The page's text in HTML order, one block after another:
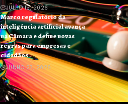
JULHO 15, 2026
Marco regulatório da
inteligência artificial avança
na Câmara e define novas
regras para empresas e
cidadãos
JUNHO 23, 2026